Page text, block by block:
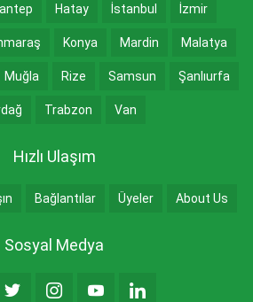
Hatay İstanbul İzmir
Konya Mardin Malatya
Muğla Rize Samsun Şanlıurfa
Trabzon Van
Hızlı Ulaşım
Bağlantılar Üyeler About Us
Sosyal Medya